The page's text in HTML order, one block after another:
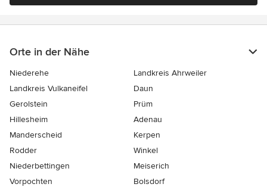
Orte in der Nähe
Niederehe
Landkreis Ahrweiler
Landkreis Vulkaneifel
Daun
Gerolstein
Prüm
Hillesheim
Adenau
Manderscheid
Kerpen
Rodder
Winkel
Niederbettingen
Meiserich
Vorpochten
Bolsdorf